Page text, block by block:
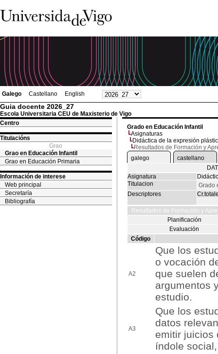
Galego Castellano English
Guia docente 2026_27
Escola Universitaria CEU de Maxisterio de Vigo
Centro
Titulacións
Grao
Grao en Educación Infantil
Grao en Educación Primaria
Información de interese
Web principal
Secretaría
Bibliografía
Grado en Educación Infantil
Asignaturas
Didáctica de la expresión
Resultados de Formación y
galego
castellano
Asignatura
Titulacion
Grado
Descriptores
Resultados de Formación y
Planificación
Evaluación
Código
A2
Que los
o vocación
que suelen
argumentos
estudio.
A3
Que los
datos
emitir juicios
índole